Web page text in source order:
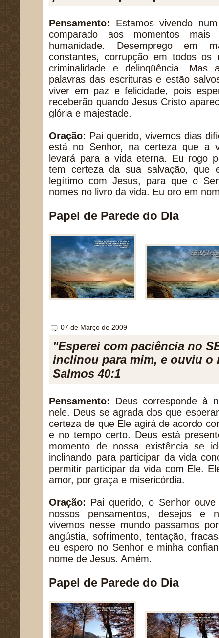
Pensamento: Estamos vivendo
comparado aos momentos
humanidade. Desemprego em
constantes, corrupção em todos os
criminalidade e delinqüência. Mas
palavras das escrituras e estão
viver em paz e felicidade, pois
receberão quando Jesus Cristo
glória e majestade.
Oração: Pai querido, vivemos dias
está no Senhor, na certeza que a
levará para a vida eterna. Eu rogo
tem certeza da sua salvação, que
legítimo com Jesus, para que o
nomes no livro da vida. Eu oro em
Papel de Parede do Dia
07 de Março de 2009
"Esperei com paciência no
inclinou para mim, e ouviu o
Salmos 40:1
Pensamento: Deus corresponde à
nele. Deus se agrada dos que
certeza de que Ele agirá de acordo
e no tempo certo. Deus está
momento de nossa existência se
inclinando para participar da vida
permitir participar da vida com Ele.
amor, por graça e misericórdia.
Oração: Pai querido, o Senhor
nossos pensamentos, desejos e
vivemos nesse mundo passamos
angústia, sofrimento, tentação,
eu espero no Senhor e minha
nome de Jesus. Amém.
Papel de Parede do Dia